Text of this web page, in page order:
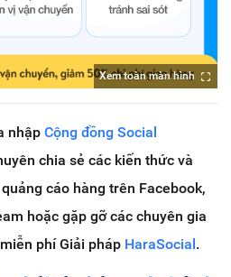
Xem toàn màn hình
nhập Cộng đồng Social
chia sẻ các kiến thức và
cáo hàng trên Facebook,
hoặc gặp gỡ các chuyên gia
phí Giải pháp HaraSocial.